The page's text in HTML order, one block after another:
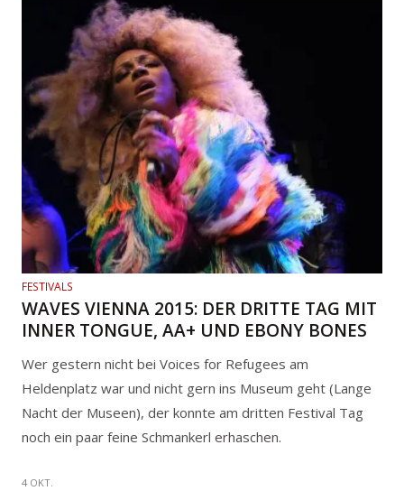
FESTIVALS
WAVES VIENNA 2015: DER DRITTE TAG MIT
INNER TONGUE, AA+ UND EBONY BONES
Wer gestern nicht bei Voices for Refugees am
Heldenplatz war und nicht gern ins Museum geht (Lange
Nacht der Museen), der konnte am dritten Festival Tag
noch ein paar feine Schmankerl erhaschen.
4 OKT.